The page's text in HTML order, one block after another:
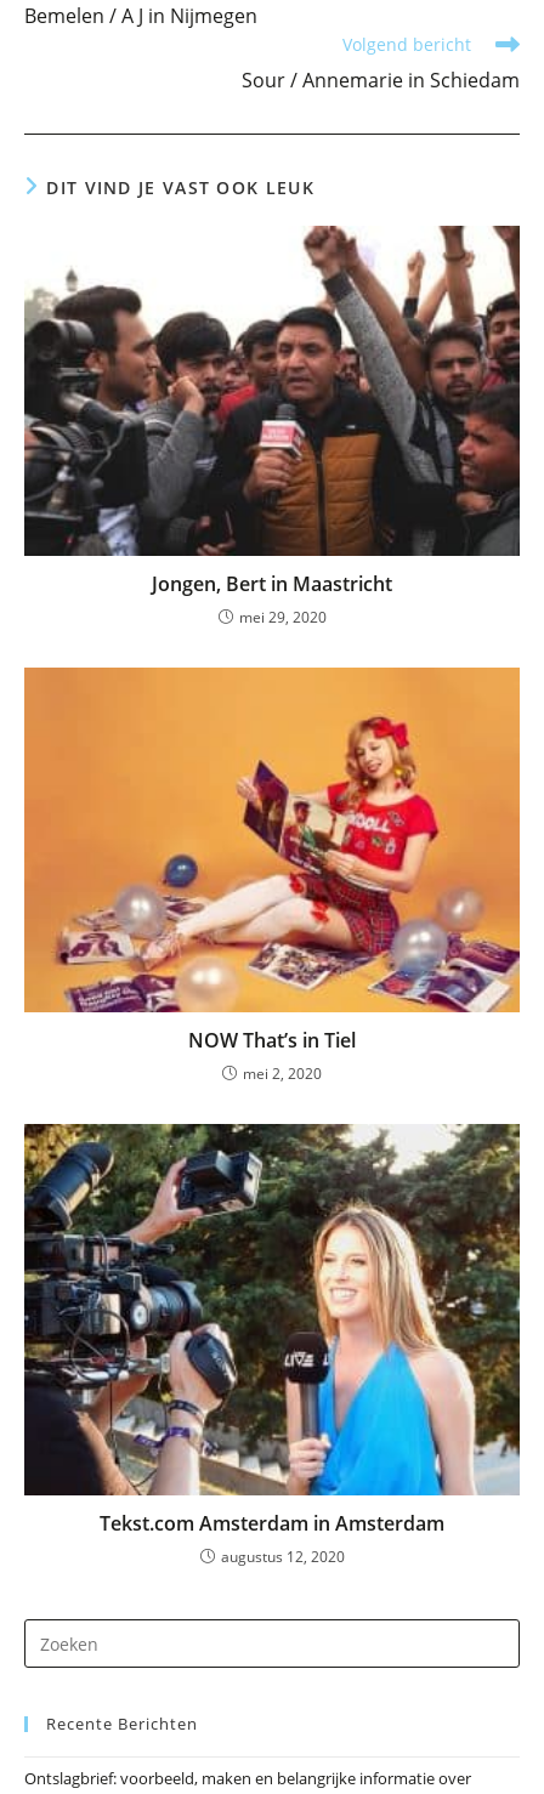
artikelen
Bemelen / A J in Nijmegen
Volgend bericht
Sour / Annemarie in Schiedam
DIT VIND JE VAST OOK LEUK
Jongen, Bert in Maastricht
mei 29, 2020
NOW That’s in Tiel
mei 2, 2020
Tekst.com Amsterdam in Amsterdam
augustus 12, 2020
op
Recente Berichten
Ontslagbrief: voorbeeld, maken en belangrijke informatie over